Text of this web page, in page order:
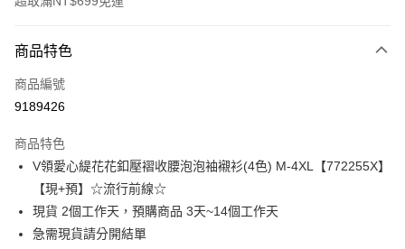
信用卡一次付款
超商取貨付款
Apple Pay
街口支付
悠遊付
商品特色
商品編號
9189426
商品特色
V領愛心緹花花釦壓褶收腰泡泡袖襯衫(4色) M-4XL【772255X】
【現+預】☆流行前線☆
現貨 2個工作天，預購商品 3天~14個工作天
急需現貨請分開結單